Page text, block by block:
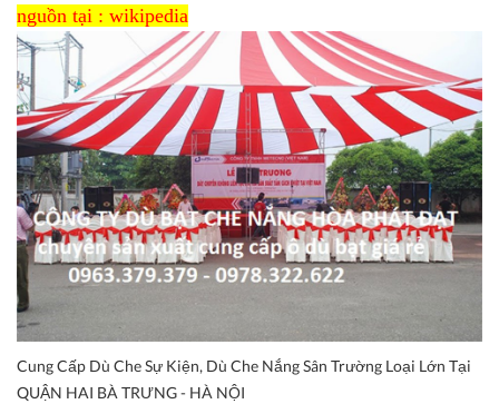
nguồn tại : wikipedia
Cung Cấp Dù Che Sự Kiện, Dù Che Nắng Sân Trường Loại Lớn Tại
QUẬN HAI BÀ TRƯNG - HÀ NỘI